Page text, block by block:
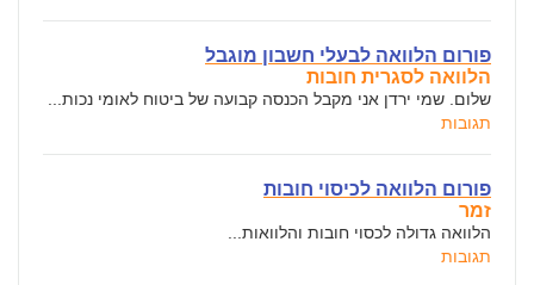
פורום הלוואה לבעלי חשבון מוגבל
הלוואה לסגרית חובות
שלום. שמי ירדן אני מקבל הכנסה קבועה של ביטוח לאומי נכות...
תגובות
פורום הלוואה לכיסוי חובות
זמר
הלוואה גדולה לכסוי חובות והלוואות...
תגובות